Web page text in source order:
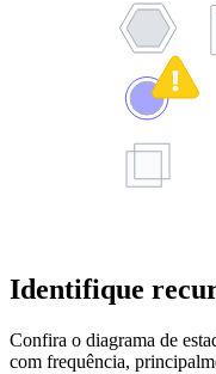
Identifique
Confira o diagrama de
com frequência,